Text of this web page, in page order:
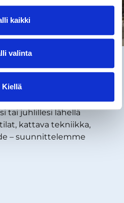
kaikki
valinta
KielläKangasala-talossa
helppo ja raikas
tai juhlillesi lähellä
kattava tekniikka,
– suunnittelemme